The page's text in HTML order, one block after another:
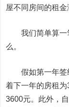
屋不同房间的租金
我们简单算一
么。
假如第一年签
着下一年的房租
3600元。此外，